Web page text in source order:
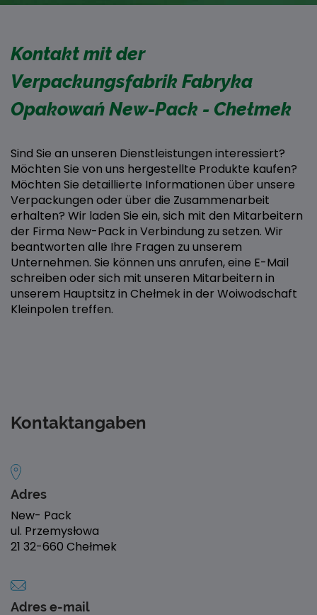
Kontakt mit der
Verpackungsfabrik Fabryka
Opakowań New-Pack - Chełmek
Sind Sie an unseren Dienstleistungen interessiert?
Möchten Sie von uns hergestellte Produkte kaufen?
Möchten Sie detaillierte Informationen über unsere
Verpackungen oder über die Zusammenarbeit
erhalten? Wir laden Sie ein, sich mit den Mitarbeitern
der Firma New-Pack in Verbindung zu setzen. Wir
beantworten alle Ihre Fragen zu unserem
Unternehmen. Sie können uns anrufen, eine E-Mail
schreiben oder sich mit unseren Mitarbeitern in
unserem Hauptsitz in Chełmek in der Woiwodschaft
Kleinpolen treffen.
Kontaktangaben
Adres
New- Pack
ul. Przemysłowa
21 32-660 Chełmek
Adres e-mail